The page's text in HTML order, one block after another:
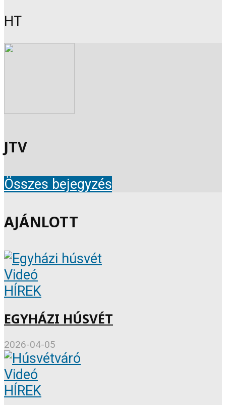
HT
JTV
Összes bejegyzés
AJÁNLOTT
Videó
HÍREK
EGYHÁZI HÚSVÉT
2026-04-05
Videó
HÍREK